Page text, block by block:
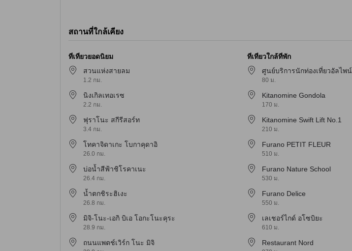
สถานที่ใกล้เคียง
ที่เที่ยวยอดนิยม
สวนแห่งสายลม
1.2 กม.
นิงเกิลเทอเรซ
2.2 กม.
ฟุราโนะ สกีรีสอร์ท
3.4 กม.
โทคาจิดาเกะ โบกาคุดาอิ
26.0 กม.
บ่อน้ำสีฟ้าชิโรคาเนะ
26.4 กม.
น้ำตกชิระฮิเงะ
26.8 กม.
มิจิ-โนะ-เอกิ บิเอ โอกะโนะคุระ
28.9 กม.
ถนนแพตช์เวิร์ก โนะ มิจิ
ที่เที่ยวใกล้ที่พัก
ศูนย์บริการนักท่องเที่ยวอัลไพน์
80 ม.
Kitanomine Gondola
170 ม.
Kitanomine Swift Lift No.1
210 ม.
Furano PETIT FLEUR
510 ม.
Furano Nature School
530 ม.
Furano Delice
550 ม.
เลเชอร์ไกด์ อโซบิยะ
610 ม.
Restaurant Nord